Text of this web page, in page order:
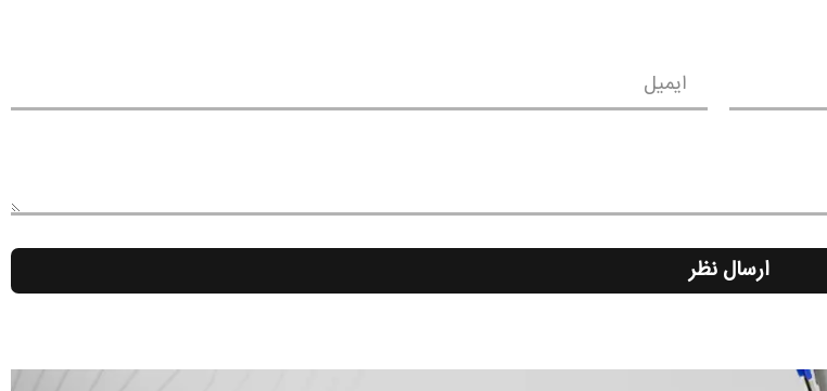
ایمیل
ارسال نظر